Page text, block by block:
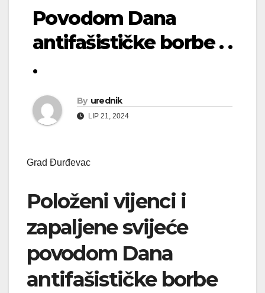
Povodom Dana
antifašističke borbe . .
.
By urednik
LIP 21, 2024
Grad Đurđevac
Položeni vijenci i
zapaljene svijeće
povodom Dana
antifašističke borbe